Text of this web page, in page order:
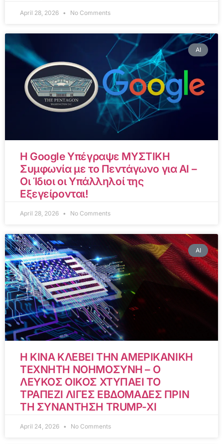
April 28, 2026 No Comments
AI
Η Google Υπέγραψε ΜΥΣΤΙΚΗ
Συμφωνία με το Πεντάγωνο για AI –
Οι Ίδιοι οι Υπάλληλοί της
Εξεγείρονται!
April 28, 2026 No Comments
AI
Η ΚΙΝΑ ΚΛΕΒΕΙ ΤΗΝ ΑΜΕΡΙΚΑΝΙΚΗ
ΤΕΧΝΗΤΗ ΝΟΗΜΟΣΥΝΗ – Ο
ΛΕΥΚΟΣ ΟΙΚΟΣ ΧΤΥΠΑΕΙ ΤΟ
ΤΡΑΠΕΖΙ ΛΙΓΕΣ ΕΒΔΟΜΑΔΕΣ ΠΡΙΝ
ΤΗ ΣΥΝΑΝΤΗΣΗ TRUMP-XI
April 24, 2026 No Comments